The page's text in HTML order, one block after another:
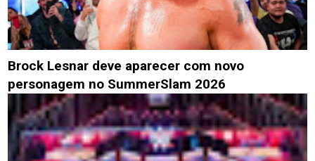
Brock Lesnar deve aparecer com novo
personagem no SummerSlam 2026